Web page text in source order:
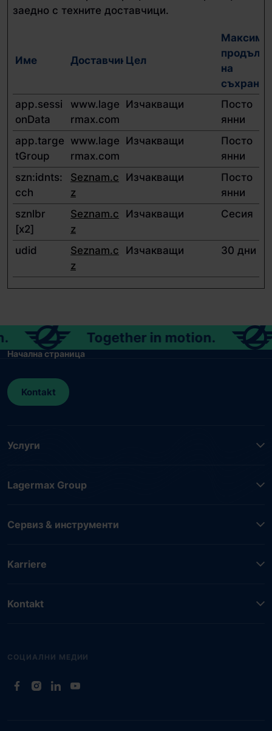
заедно с техните доставчици.
Име Доставчик Цел
на
app.sessi
onData
www.lage
rmax.com
Изчакващи
Посто
янни
app.targe
tGroup
www.lage
rmax.com
Изчакващи
Посто
янни
szn:idnts:
cch
Seznam.c
z
Изчакващи
Посто
янни
sznlbr
[x2]
Seznam.c
z
Изчакващи Сесия
udid
Seznam.c
z
Изчакващи 30 дни
Together in motion.
Начална страница
Kontakt
Услуги
Lagermax Group
Сервиз & инструменти
Karriere
Kontakt
СОЦИАЛНИ МЕДИИ
(Отваря се в нов таб)
(Отваря се в нов таб)
(Отваря се в нов таб)
(Отваря се в нов таб)